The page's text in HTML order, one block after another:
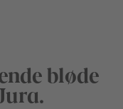
bløde